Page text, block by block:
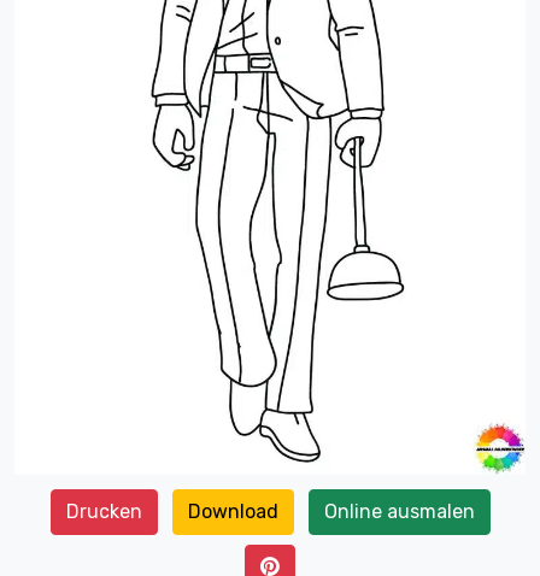
Drucken Download Online ausmalen